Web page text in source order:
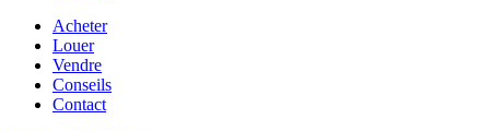
Acheter
Louer
Vendre
Conseils
Contact